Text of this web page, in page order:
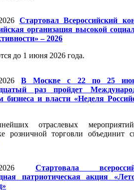
Стартовал Всероссийский
организация высокой
– 2026
до 1 июня 2026 года.
В Москве с 22 по 25
раз пройдет
бизнеса и власти «Неделя
отраслевых
розничной торговли объединит
Стартовала
патриотическая акция